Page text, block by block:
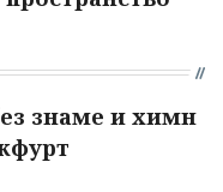
знаме и химн